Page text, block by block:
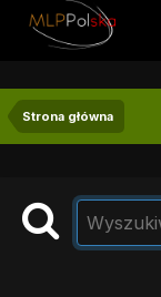
Strona główna